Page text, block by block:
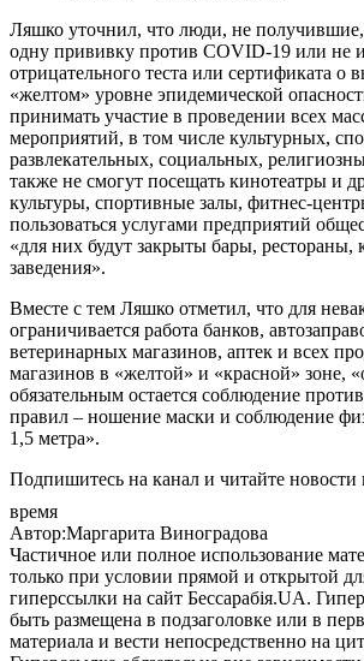
Ляшко уточнил, что люди, не
одну прививку против COVID-19 или не
отрицательного теста или сертификата о
«желтом» уровне эпидемической
принимать участие в проведении всех
мероприятий, в том числе культурных,
развлекательных, социальных,
также не смогут посещать кинотеатры и
культуры, спортивные залы, фитнес-
пользоваться услугами предприятий
«для них будут закрыты бары, рестораны,
заведения».
Вместе с тем Ляшко отметил, что для
ограничивается работа банков,
ветеринарных магазинов, аптек и всех
магазинов в «желтой» и «красной» зоне,
обязательным остается соблюдение
правил – ношение маски и соблюдение
1,5 метра».
Подпишитесь на канал и читайте новости
время
Автор:Маргарита Виноградова
Частичное или полное использование
только при условии прямой и открытой
гиперссылки на сайт Бессарабія.UA.
быть размещена в подзаголовке или в
материала и вести непосредственно на